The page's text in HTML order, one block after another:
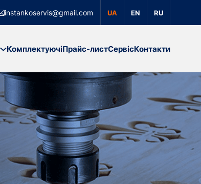
instankoservis@gmail.com UA EN RU
КомплектуючіПрайс-листСервісКонтакти